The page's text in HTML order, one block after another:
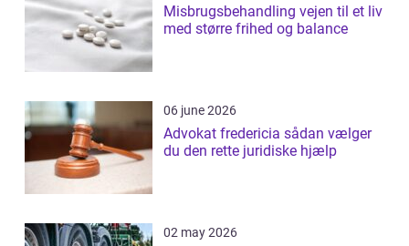
Misbrugsbehandling vejen til et liv
med større frihed og balance
06 june 2026
Advokat fredericia sådan vælger
du den rette juridiske hjælp
02 may 2026